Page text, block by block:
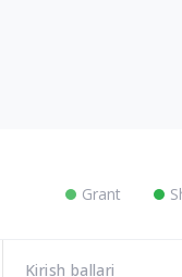
Grant
Kirish ballari